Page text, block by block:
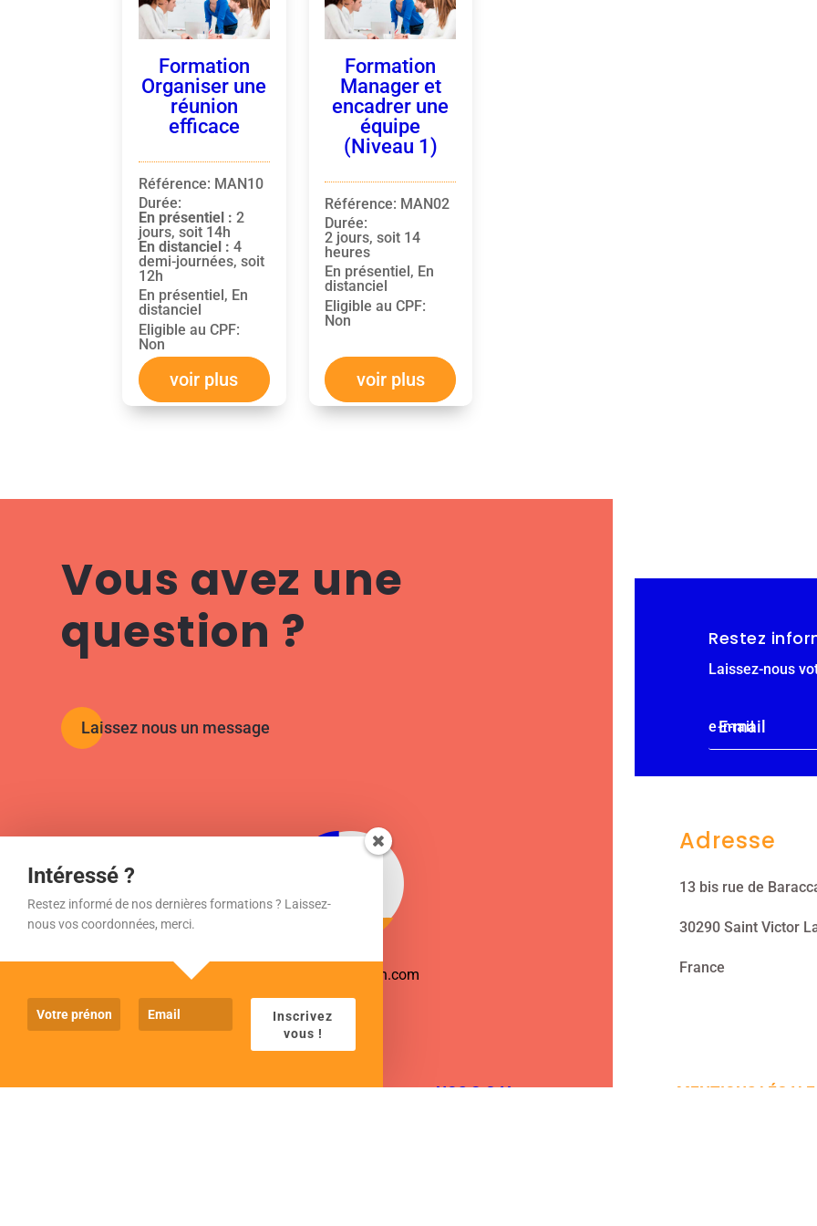
Formation
Organiser une
réunion
efficace
Référence: MAN10
Durée:
En présentiel : 2
jours, soit 14h
En distanciel : 4
demi-journées, soit
12h
En présentiel, En
distanciel
Eligible au CPF:
Non
voir plus
Formation
Manager et
encadrer une
équipe
(Niveau 1)
Référence: MAN02
Durée:
2 jours, soit 14
heures
En présentiel, En
distanciel
Eligible au CPF:
Non
voir plus
Vous avez une
question ?
Laissez nous un message
Restez
Laissez-nous
e-mail
www.cjformation.com
Adresse
13 bis rue de
30290 Saint Victor
France
POLITIQUE DE CONFIDENTIALITÉ NOS C.G.V. MENTIONS
Intéressé ?
Restez informé de nos dernières formations ? Laissez-
nous vos coordonnées, merci.
Inscrivez
vous !